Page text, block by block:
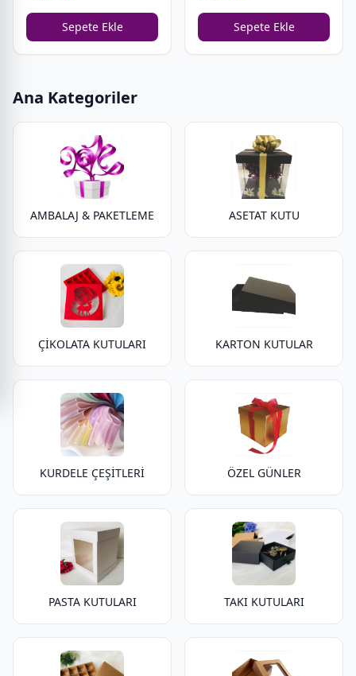
Sepete Ekle Sepete Ekle
Ana Kategoriler
AMBALAJ & PAKETLEME ASETAT KUTU
ÇİKOLATA KUTULARI KARTON KUTULAR
KURDELE ÇEŞİTLERİ ÖZEL GÜNLER
PASTA KUTULARI TAKI KUTULARI